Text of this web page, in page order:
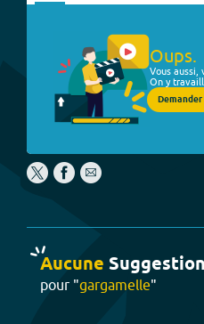
Oups.
Vous aussi,
On y
Aucune Suggestion
pour "gargamelle"